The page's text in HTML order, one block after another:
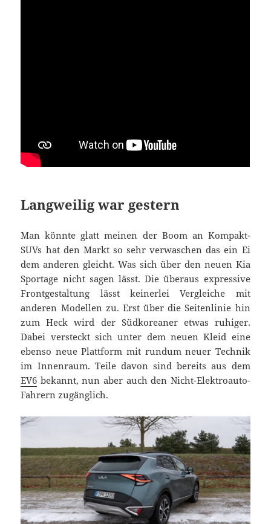
Langweilig war gestern
Man könnte glatt meinen der Boom an Kompakt-
SUVs hat den Markt so sehr verwaschen das ein Ei
dem anderen gleicht. Was sich über den neuen Kia
Sportage nicht sagen lässt. Die überaus expressive
Frontgestaltung lässt keinerlei Vergleiche mit
anderen Modellen zu. Erst über die Seitenlinie hin
zum Heck wird der Südkoreaner etwas ruhiger.
Dabei versteckt sich unter dem neuen Kleid eine
ebenso neue Plattform mit rundum neuer Technik
im Innenraum. Teile davon sind bereits aus dem
EV6 bekannt, nun aber auch den Nicht-Elektroauto-
Fahrern zugänglich.